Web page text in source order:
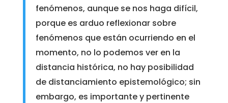
fenómenos, aunque se nos haga difícil,
porque es arduo reflexionar sobre
fenómenos que están ocurriendo en el
momento, no lo podemos ver en la
distancia histórica, no hay posibilidad
de distanciamiento epistemológico; sin
embargo, es importante y pertinente